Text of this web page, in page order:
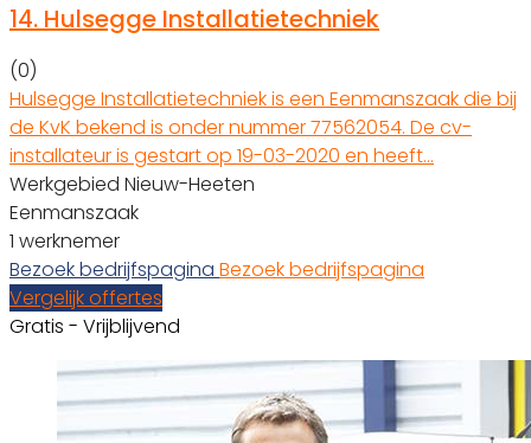
14. Hulsegge Installatietechniek
(0)
Hulsegge Installatietechniek is een Eenmanszaak die bij
de KvK bekend is onder nummer 77562054. De cv-
installateur is gestart op 19-03-2020 en heeft…
Werkgebied Nieuw-Heeten
Eenmanszaak
1 werknemer
Bezoek bedrijfspagina Bezoek bedrijfspagina
Vergelijk offertes
Gratis - Vrijblijvend